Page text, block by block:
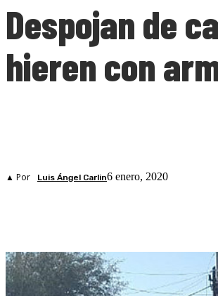
Despojan de
hieren con
▲ Por Luis Ángel Carlin6 enero, 2020